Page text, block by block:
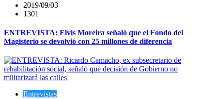
2019/09/03
1301
ENTREVISTA: Elvis Moreira señaló que el Fondo del
Magisterio se devolvió con 25 millones de diferencia
Entrevistas